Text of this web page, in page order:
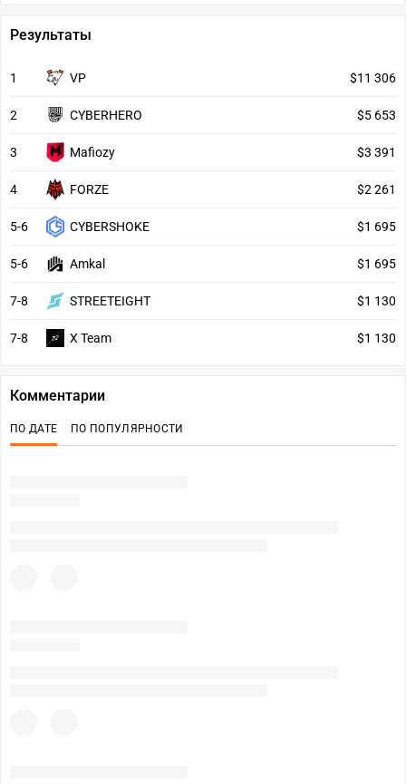
Результаты
1 VP $11 306
2 CYBERHERO $5 653
3 Mafiozy $3 391
4 FORZE $2 261
5-6 CYBERSHOKE $1 695
5-6 Amkal $1 695
7-8 STREETEIGHT $1 130
7-8 X Team $1 130
Комментарии
ПО ДАТЕ ПО ПОПУЛЯРНОСТИ